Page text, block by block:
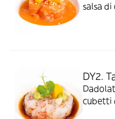
salsa
DY2.
cubetti